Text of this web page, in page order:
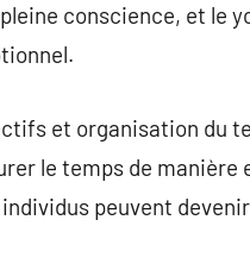
conscience, et le
et organisation du
le temps de
peuvent